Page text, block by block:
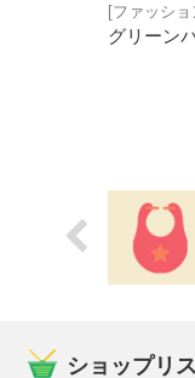
[ファッシ
グリーン
ショップリ